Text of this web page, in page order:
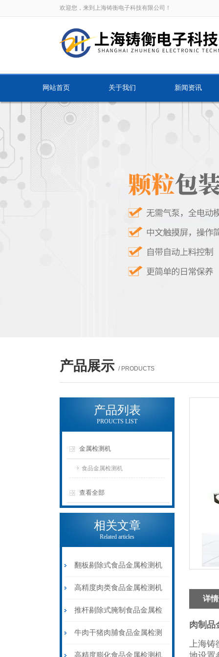
欢迎您，来到上海铸衡电子科技有限公司！
网站首页 关于我们 新闻资讯
产品展示 / PRODUCTS
产品列表
PROUCTS LIST
金属检测机
食品金属检测机
查看全部
相关文章
Related articles
翻板剔除式食品金属检测机
速冻肉类金属检测器
高精度肉类食品金属检测机
推杆剔除式
推杆剔除式腌制食品金属检
测机液晶显示屏
牛肉干猪肉脯食品金属检测
机皮带输送剔除式
高精度膨化食品金属检测机
详
肉制品
上海铸